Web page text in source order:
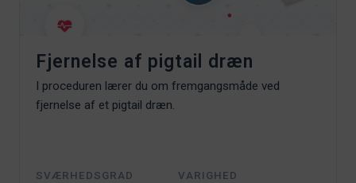
Fjernelse af pigtail dræn
I proceduren lærer du om fremgangsmåde ved
fjernelse af et pigtail dræn.
SVÆRHEDSGRAD VARIGHED